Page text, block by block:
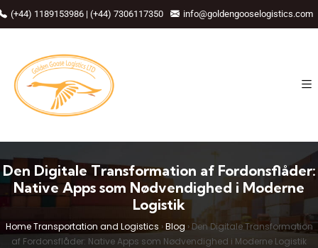
(+44) 1189153986 | (+44) 7306117350 info@goldengooselogistics.com
Den Digitale Transformation af Fordonsflåder:
Native Apps som Nødvendighed i Moderne
Logistik
Home Transportation and Logistics ›Blog › Den Digitale Transformation
af Fordonsflåder: Native Apps som Nødvendighed i Moderne Logistik